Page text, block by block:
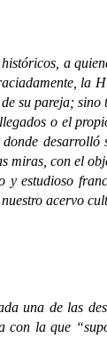
a quienes
la
su pareja;
o el
miras, con el
estudioso
acervo
de las
la que